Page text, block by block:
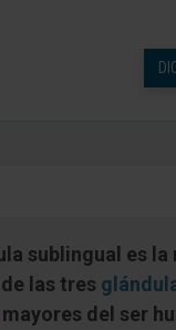
sublingual es la
las tres
mayores del ser